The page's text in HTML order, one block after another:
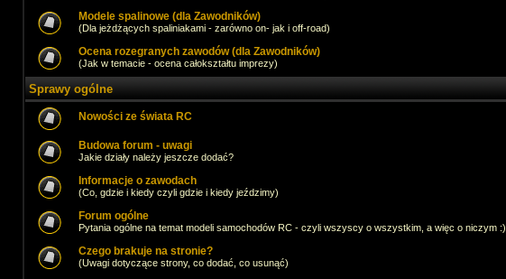
Modele spalinowe (dla Zawodników)
(Dla jeżdżących spaliniakami - zarówno on- jak i off-road)
Ocena rozegranych zawodów (dla Zawodników)
(Jak w temacie - ocena całokształtu imprezy)
Sprawy ogólne
Nowości ze świata RC
Budowa forum - uwagi
Jakie działy należy jeszcze dodać?
Informacje o zawodach
(Co, gdzie i kiedy czyli gdzie i kiedy jeździmy)
Forum ogólne
Pytania ogólne na temat modeli samochodów RC - czyli wszyscy o wszystkim, a więc o niczym :)
Czego brakuje na stronie?
(Uwagi dotyczące strony, co dodać, co usunąć)